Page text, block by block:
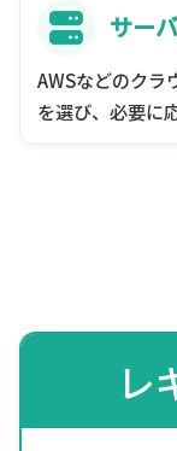
サー
AWSなどのクラ
を選び、必要に
レ